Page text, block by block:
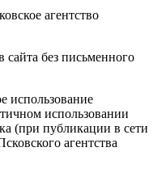
агентство
сайта без письменного
использование
использовании
(при публикации в сети
агентства